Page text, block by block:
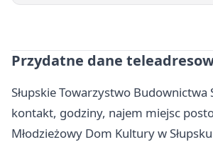
Przydatne dane
Słupskie Towarzystwo Budownictwa
kontakt, godziny, najem miejsc
Młodzieżowy Dom Kultury w